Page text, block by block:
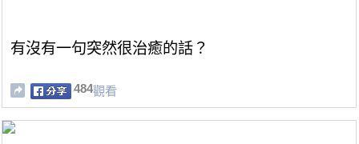
有沒有一句突然很治癒的話？
484觀看